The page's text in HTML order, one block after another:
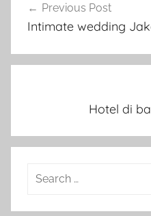
navigation
Previous Post
Intimate wedding
Hotel di
Search